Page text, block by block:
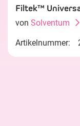
Filtek™
von Solventum
Artikelnummer: